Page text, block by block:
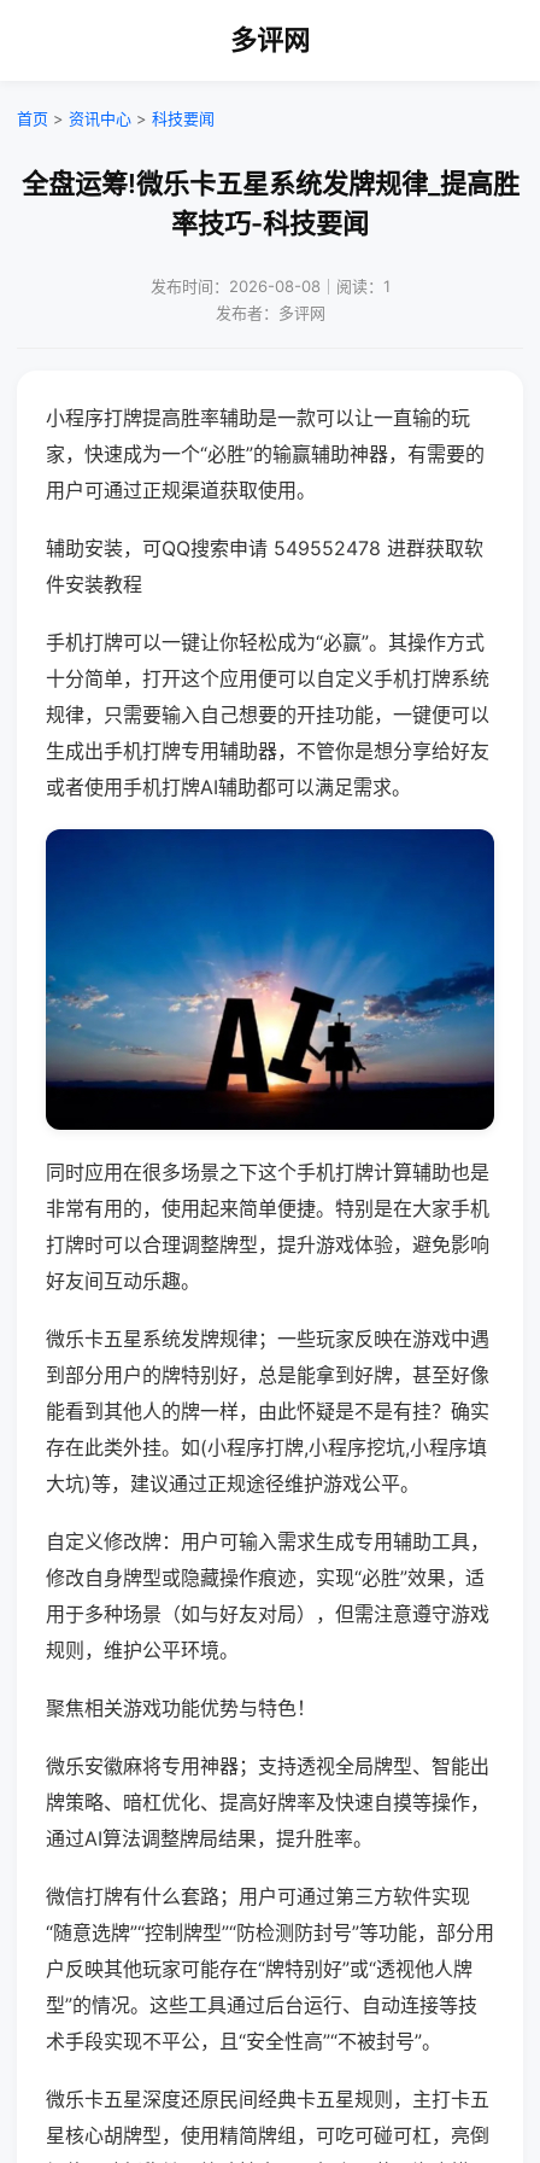
多评网
首页 > 资讯中心 > 科技要闻
全盘运筹!微乐卡五星系统发牌规律_提高胜
率技巧-科技要闻
发布时间：2026-08-08｜阅读：1
发布者：多评网
小程序打牌提高胜率辅助是一款可以让一直输的玩
家，快速成为一个“必胜”的输赢辅助神器，有需要的
用户可通过正规渠道获取使用。
辅助安装，可QQ搜索申请 549552478 进群获取软
件安装教程
手机打牌可以一键让你轻松成为“必赢”。其操作方式
十分简单，打开这个应用便可以自定义手机打牌系统
规律，只需要输入自己想要的开挂功能，一键便可以
生成出手机打牌专用辅助器，不管你是想分享给好友
或者使用手机打牌AI辅助都可以满足需求。
同时应用在很多场景之下这个手机打牌计算辅助也是
非常有用的，使用起来简单便捷。特别是在大家手机
打牌时可以合理调整牌型，提升游戏体验，避免影响
好友间互动乐趣。
微乐卡五星系统发牌规律；一些玩家反映在游戏中遇
到部分用户的牌特别好，总是能拿到好牌，甚至好像
能看到其他人的牌一样，由此怀疑是不是有挂？确实
存在此类外挂。如(小程序打牌,小程序挖坑,小程序填
大坑)等，建议通过正规途径维护游戏公平。
自定义修改牌：用户可输入需求生成专用辅助工具，
修改自身牌型或隐藏操作痕迹，实现“必胜”效果，适
用于多种场景（如与好友对局），但需注意遵守游戏
规则，维护公平环境。
聚焦相关游戏功能优势与特色！
微乐安徽麻将专用神器；支持透视全局牌型、智能出
牌策略、暗杠优化、提高好牌率及快速自摸等操作，
通过AI算法调整牌局结果，提升胜率。
微信打牌有什么套路；用户可通过第三方软件实现
“随意选牌”“控制牌型”“防检测防封号”等功能，部分用
户反映其他玩家可能存在“牌特别好”或“透视他人牌
型”的情况。这些工具通过后台运行、自动连接等技
术手段实现不平公，且“安全性高”“不被封号”。
微乐卡五星深度还原民间经典卡五星规则，主打卡五
星核心胡牌型，使用精简牌组，可吃可碰可杠，亮倒